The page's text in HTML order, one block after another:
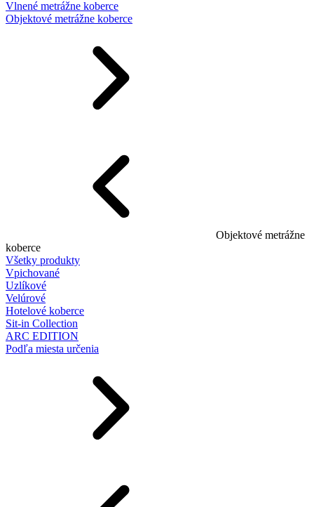
Vlnené metrážne koberce
Objektové metrážne koberce
Objektové metrážne
koberce
Všetky produkty
Vpichované
Uzlíkové
Velúrové
Hotelové koberce
Sit-in Collection
ARC EDITION
Podľa miesta určenia